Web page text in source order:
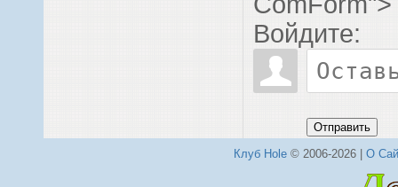
Войдите:
Отправить
Клуб Hole© 2006-2026 | О